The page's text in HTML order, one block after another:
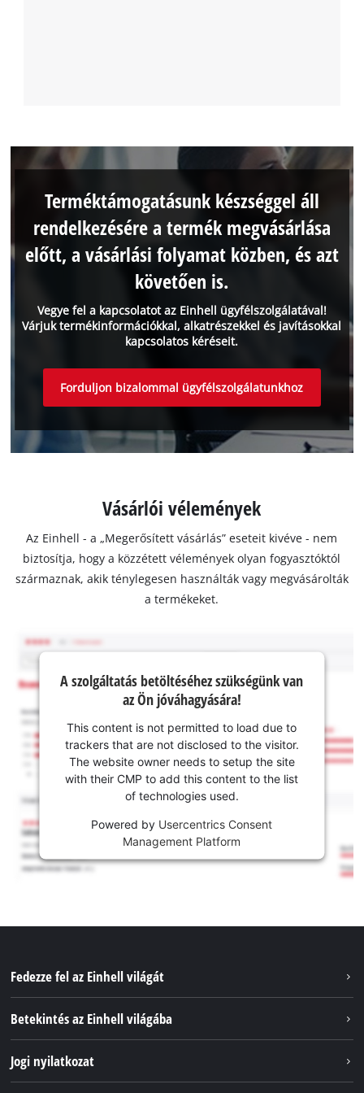
Vegye fel a kapcsolatot az Einhell ügyfélszolgálatával!
Várjuk termékinformációkkal, alkatrészekkel és javításokkal
kapcsolatos kéréseit.
Terméktámogatásunk készséggel áll
rendelkezésére a termék megvásárlása
előtt, a vásárlási folyamat közben, és azt
követően is.
Forduljon bizalommal ügyfélszolgálatunkhoz
Vásárlói vélemények
Az Einhell - a „Megerősített vásárlás” eseteit kivéve - nem
biztosítja, hogy a közzétett vélemények olyan fogyasztóktól
származnak, akik ténylegesen használták vagy megvásárolták
a termékeket.
A szolgáltatás betöltéséhez szükségünk van
az Ön jóváhagyására!
This content is not permitted to load due to
trackers that are not disclosed to the visitor.
The website owner needs to setup the site
with their CMP to add this content to the list
of technologies used.
Powered by Usercentrics Consent
Management Platform
Fedezze fel az Einhell világát
Betekintés az Einhell világába
Jogi nyilatkozat